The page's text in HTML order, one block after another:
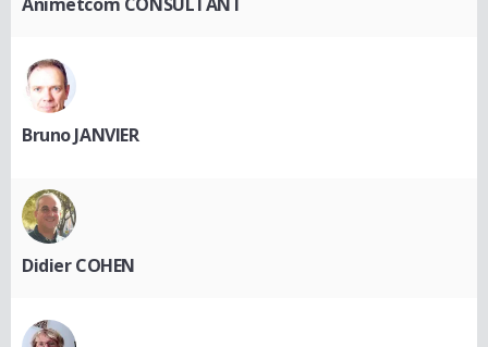
Bruno JANVIER
Didier COHEN